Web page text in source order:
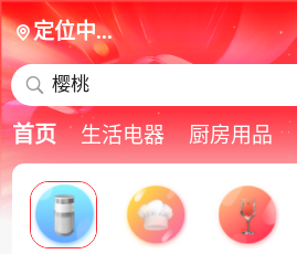
定位中...
樱桃
首页 生活电器 厨房用品